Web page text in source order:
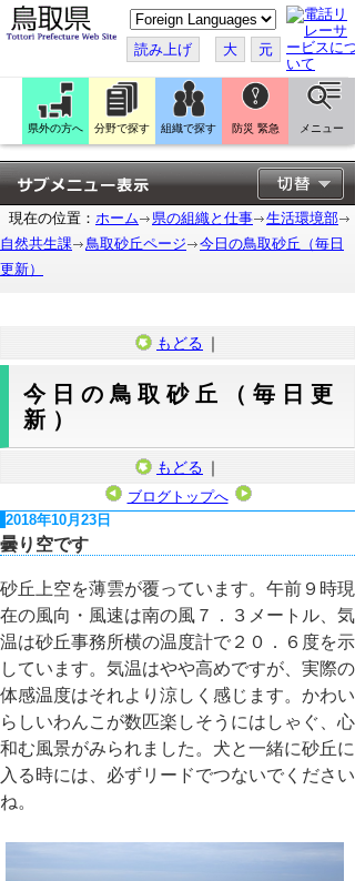
こ
の
ペ
ー
ジ
翻
訳
す
る
読み上げ 大 元
県外の方へ 分野で探す 組織で探す 防災 緊急 メニュー
現在の位置： ホーム 県の組織と仕事
生活環境部
自然共生課
鳥取砂丘ページ
今日の鳥取砂丘（毎日
更新）
もどる ｜
今日の鳥取砂丘（毎日更
新）
もどる ｜
ブログトップへ
2018年10月23日
曇り空です
砂丘上空を薄雲が覆っています。午前９時現
在の風向・風速は南の風７．３メートル、気
温は砂丘事務所横の温度計で２０．６度を示
しています。気温はやや高めですが、実際の
体感温度はそれより涼しく感じます。かわい
らしいわんこが数匹楽しそうにはしゃぐ、心
和む風景がみられました。犬と一緒に砂丘に
入る時には、必ずリードでつないでください
ね。